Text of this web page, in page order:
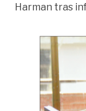
Harman tras